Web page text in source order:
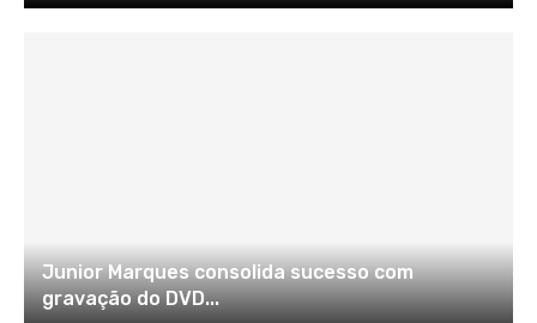
Junior Marques consolida sucesso com
gravação do DVD...